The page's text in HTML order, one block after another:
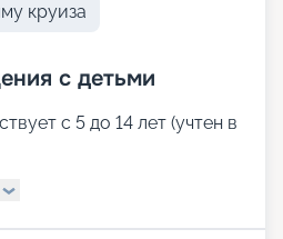
круиза
с детьми
с 5 до 14 лет (учтен в